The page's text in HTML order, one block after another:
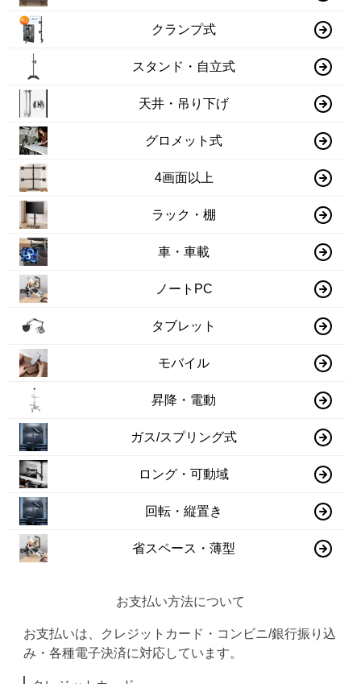
クランプ式
スタンド・自立式
天井・吊り下げ
グロメット式
4画面以上
ラック・棚
車・車載
ノートPC
タブレット
モバイル
昇降・電動
ガス/スプリング式
ロング・可動域
回転・縦置き
省スペース・薄型
お支払い方法について
お支払いは、クレジットカード・コンビニ/銀行振り込
み・各種電子決済に対応しています。